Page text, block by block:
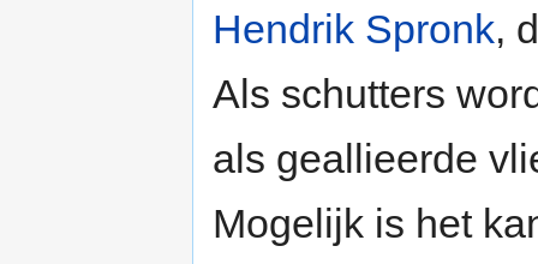
Hendrik Spronk,
Als schutters
als geallieerde
Mogelijk is het